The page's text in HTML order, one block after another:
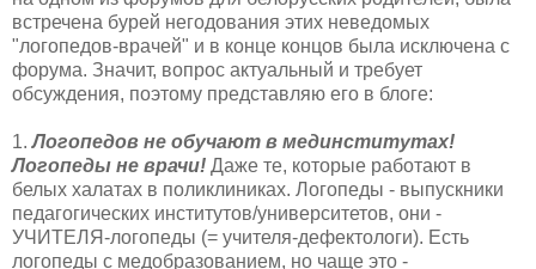
встречена бурей негодования этих неведомых
"логопедов-врачей" и в конце концов была исключена с
форума. Значит, вопрос актуальный и требует
обсуждения, поэтому представляю его в блоге:
1. Логопедов не обучают в мединститутах!
Логопеды не врачи! Даже те, которые работают в
белых халатах в поликлиниках. Логопеды - выпускники
педагогических институтов/университетов, они -
УЧИТЕЛЯ-логопеды (= учителя-дефектологи). Есть
логопеды с медобразованием, но чаще это -